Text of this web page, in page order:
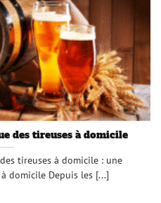
des tireuses à domicile
tireuses à domicile : une
domicile Depuis les [...]